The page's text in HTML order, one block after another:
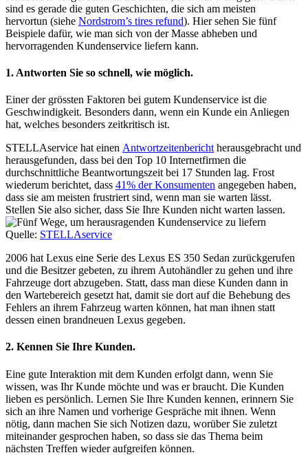
sind es gerade die guten Geschichten, die sich am meisten
hervortun (siehe Nordstrom’s tires refund). Hier sehen Sie fünf
Beispiele dafür, wie man sich von der Masse abheben und
hervorragenden Kundenservice liefern kann.
1. Antworten Sie so schnell, wie möglich.
Einer der grössten Faktoren bei gutem Kundenservice ist die
Geschwindigkeit. Besonders dann, wenn ein Kunde ein Anliegen
hat, welches besonders zeitkritisch ist.
STELLAservice hat einen Antwortzeitenbericht herausgebracht und
herausgefunden, dass bei den Top 10 Internetfirmen die
durchschnittliche Beantwortungszeit bei 17 Stunden lag. Frost
wiederum berichtet, dass 41% der Konsumenten angegeben haben,
dass sie am meisten frustriert sind, wenn man sie warten lässt.
Stellen Sie also sicher, dass Sie Ihre Kunden nicht warten lassen.
Quelle: STELLAservice
2006 hat Lexus eine Serie des Lexus ES 350 Sedan zurückgerufen
und die Besitzer gebeten, zu ihrem Autohändler zu gehen und ihre
Fahrzeuge dort abzugeben. Statt, dass man diese Kunden dann in
den Wartebereich gesetzt hat, damit sie dort auf die Behebung des
Fehlers an ihrem Fahrzeug warten können, hat man ihnen statt
dessen einen brandneuen Lexus gegeben.
2. Kennen Sie Ihre Kunden.
Eine gute Interaktion mit dem Kunden erfolgt dann, wenn Sie
wissen, was Ihr Kunde möchte und was er braucht. Die Kunden
lieben es persönlich. Lernen Sie Ihre Kunden kennen, erinnern Sie
sich an ihre Namen und vorherige Gespräche mit ihnen. Wenn
nötig, dann machen Sie sich Notizen dazu, worüber Sie zuletzt
miteinander gesprochen haben, so dass sie das Thema beim
nächsten Treffen wieder aufgreifen können.